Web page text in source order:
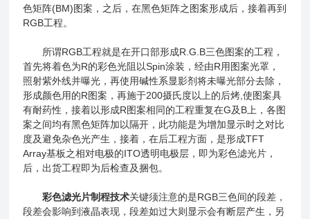
色矩阵(BM)图案，之后，在黑色矩阵之图案形成后，接着再到
RGB工程。
所谓RGB工程就是在开口部形成R.G.B三色图案的工程，
首先将着色为R的彩色光阻以Spin涂装，经由R用图案光罩，
照射紫外线并曝光，再使用碱性系显影剂将未曝光部分去除，
形成颜色用的R图案，再施于200摄氏度以上的后烤,使图案具
有耐药性，接着以形成R图案相同的工程重复在G及B上，各图
案之间均有黑色矩阵加以隔开，此功能是为增加显示时之对比
度及避免杂色光产生，接着，在后工程方面，是形成TFT
Array基板之相对电极的ITO透明电极层，即为彩色滤光片，
后，出货工程即为后检查及捆包。
彩色滤光片制程技术关键须注意的是RGB三色间的段差，
段差会影响到液晶表现，段差如过大则显示会有断层产生，另